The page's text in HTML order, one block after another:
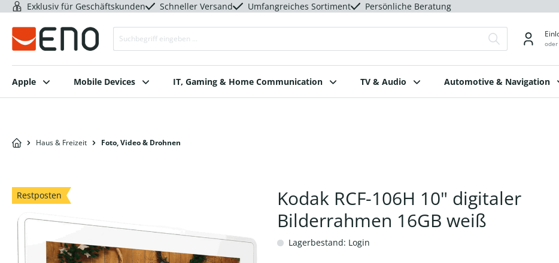
Exklusiv für Geschäftskunden Schneller Versand Umfangreiches Sortiment Persönliche Beratung
Apple Mobile Devices IT, Gaming & Home Communication TV & Audio Automotive & Navigation
Haus & Freizeit Foto, Video & Drohnen
Restposten
Kodak RCF-106H 10" digitaler
Bilderrahmen 16GB weiß
Lagerbestand: Login